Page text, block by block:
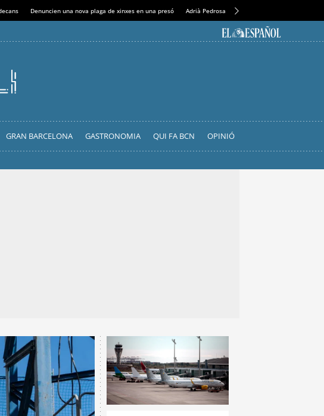
Denuncien una nova plaga de xinxes en una presó Adrià Pedrosa construirà la nova residència al
GRAN BARCELONA GASTRONOMIA QUI FA BCN OPINIÓ